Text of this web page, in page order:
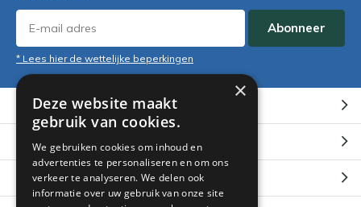
Abonneer
* Lees hier de wettelijke beperkingen
Klantenservice
Mijn account
Categorieën
×
Deze website maakt
gebruik van cookies.
We gebruiken cookies om inhoud en
advertenties te personaliseren en om ons
verkeer te analyseren. We delen ook
informatie over uw gebruik van onze site